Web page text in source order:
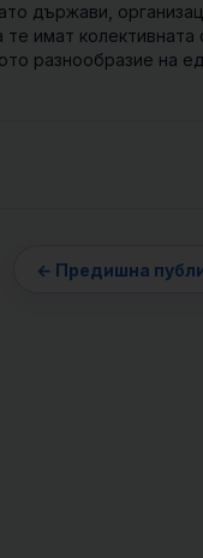
държави,
те имат
разнообразие на